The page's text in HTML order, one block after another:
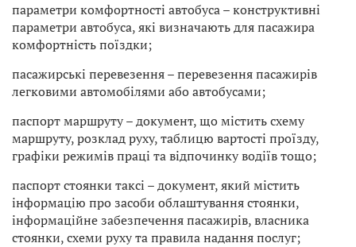
параметри комфортності автобуса – конструктивні
параметри автобуса, які визначають для пасажира
комфортність поїздки;
пасажирські перевезення – перевезення пасажирів
легковими автомобілями або автобусами;
паспорт маршруту – документ, що містить схему
маршруту, розклад руху, таблицю вартості проїзду,
графіки режимів праці та відпочинку водіїв тощо;
паспорт стоянки таксі – документ, який містить
інформацію про засоби облаштування стоянки,
інформаційне забезпечення пасажирів, власника
стоянки, схеми руху та правила надання послуг;